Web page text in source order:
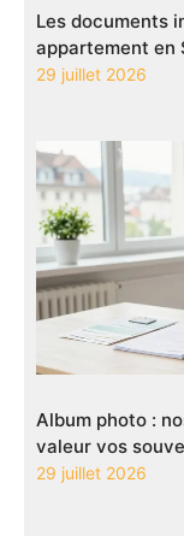
Les documents
appartement en
29 juillet 2026
Album photo :
valeur vos
29 juillet 2026